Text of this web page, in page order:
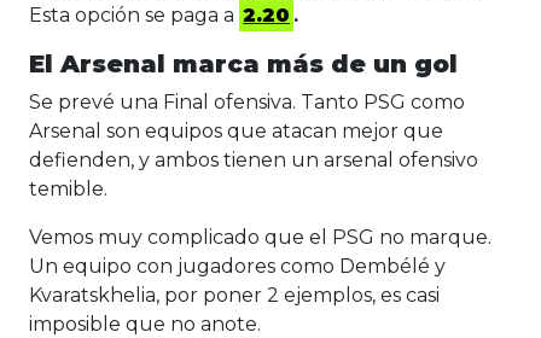
Esta opción se paga a 2.20 .
El Arsenal marca más de un gol
Se prevé una Final ofensiva. Tanto PSG como
Arsenal son equipos que atacan mejor que
defienden, y ambos tienen un arsenal ofensivo
temible.
Vemos muy complicado que el PSG no marque.
Un equipo con jugadores como Dembélé y
Kvaratskhelia, por poner 2 ejemplos, es casi
imposible que no anote.